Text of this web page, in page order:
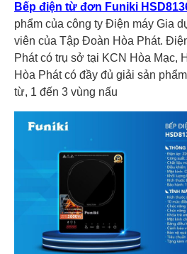
Bếp điện từ đơn Funiki
phẩm của công ty Điện máy Gia
viên của Tập Đoàn Hòa Phát.
Phát có trụ sở tại KCN Hòa Mạc,
Hòa Phát có đầy đủ giải sản
từ, 1 đến 3 vùng nấu